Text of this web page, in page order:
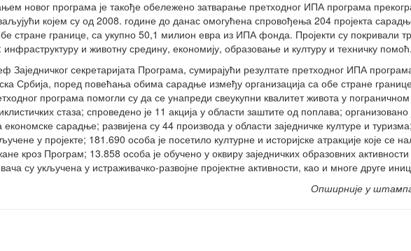
новог програма је такође обележено затварање претходног ИПА програма
којем су од 2008. године до данас омогућена спровођења 204 пројекта
стране границе, са укупно 50,1 милион евра из ИПА фонда. Пројекти су покривали
и животну средину, економију, образовање и културу и техничку помоћ.
Заједничког секретаријата Програма, сумирајући резултате претходног ИПА
Србија, поред повећања обима сарадње између организација са обе стране
програма помогли су да се унапреди свеукупни квалитет живота у
стаза; спроведено је 11 акција у области заштите од поплава; организовано
сарадње; развијена су 44 производа у области заједничке културе и
у пројекте; 181.690 особа је посетило културне и историјске атракције које се
кроз Програм; 13.858 особа је обучено у оквиру заједничких образовних
су укључена у истраживачко-развојне пројектне активности, као и многе друге
Опширније у